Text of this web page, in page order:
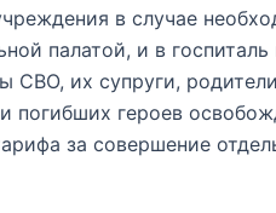
в случае
палатой, и в
СВО, их супруги,
погибших героев
за совершение